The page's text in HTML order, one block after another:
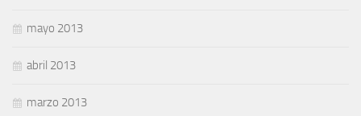
mayo 2013
abril 2013
marzo 2013